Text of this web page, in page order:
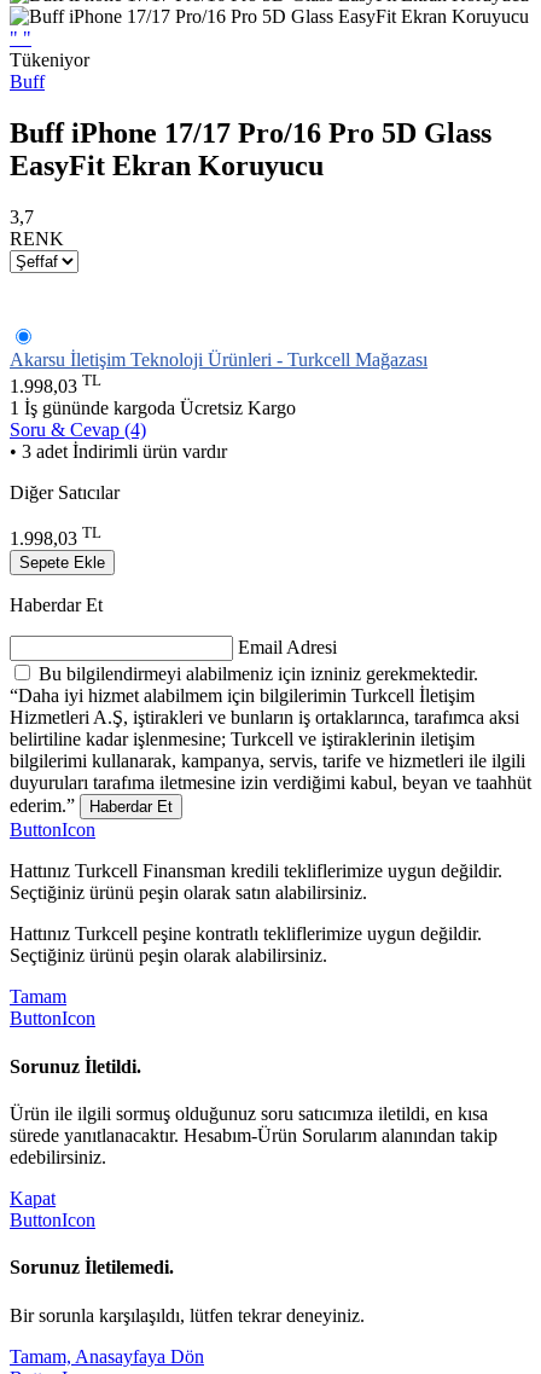
" "
Tükeniyor
Buff
Buff iPhone 17/17 Pro/16 Pro 5D Glass
EasyFit Ekran Koruyucu
3,7
RENK
Akarsu İletişim Teknoloji Ürünleri - Turkcell Mağazası
1.998,03 TL
1 İş gününde kargoda Ücretsiz Kargo
Soru & Cevap (4)
• 3 adet İndirimli ürün vardır
Diğer Satıcılar
1.998,03 TL
Sepete Ekle
Haberdar Et
Email Adresi
Bu bilgilendirmeyi alabilmeniz için izniniz gerekmektedir.
“Daha iyi hizmet alabilmem için bilgilerimin Turkcell İletişim
Hizmetleri A.Ş, iştirakleri ve bunların iş ortaklarınca, tarafımca aksi
belirtiline kadar işlenmesine; Turkcell ve iştiraklerinin iletişim
bilgilerimi kullanarak, kampanya, servis, tarife ve hizmetleri ile ilgili
duyuruları tarafıma iletmesine izin verdiğimi kabul, beyan ve taahhüt
ederim.”
Haberdar Et
ButtonIcon
Hattınız Turkcell Finansman kredili tekliflerimize uygun değildir.
Seçtiğiniz ürünü peşin olarak satın alabilirsiniz.
Hattınız Turkcell peşine kontratlı tekliflerimize uygun değildir.
Seçtiğiniz ürünü peşin olarak alabilirsiniz.
Tamam
ButtonIcon
Sorunuz İletildi.
Ürün ile ilgili sormuş olduğunuz soru satıcımıza iletildi, en kısa
sürede yanıtlanacaktır. Hesabım-Ürün Sorularım alanından takip
edebilirsiniz.
Kapat
ButtonIcon
Sorunuz İletilemedi.
Bir sorunla karşılaşıldı, lütfen tekrar deneyiniz.
Tamam, Anasayfaya Dön